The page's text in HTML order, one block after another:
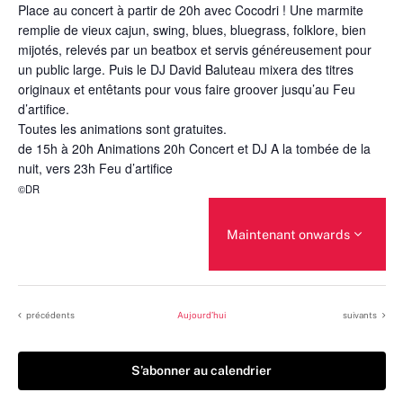
Place au concert à partir de 20h avec Cocodri ! Une marmite
remplie de vieux cajun, swing, blues, bluegrass, folklore, bien
mijotés, relevés par un beatbox et servis généreusement pour
un public large. Puis le DJ David Baluteau mixera des titres
originaux et entêtants pour vous faire groover jusqu’au Feu
d’artifice.
Toutes les animations sont gratuites.
de 15h à 20h Animations 20h Concert et DJ A la tombée de la
nuit, vers 23h Feu d’artifice
©DR
Maintenant onwards
date.
Évènements
précédents Aujourd’hui Évènements
suivants
S’abonner au calendrier